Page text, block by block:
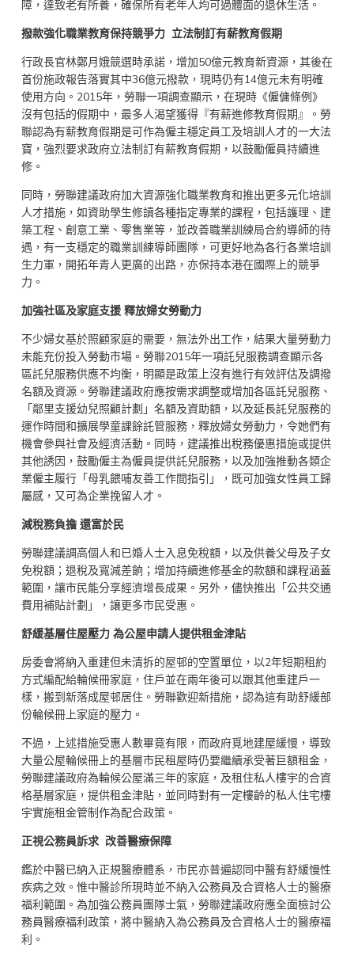
障，達致老有所養，確保所有老年人均可過體面的退休生活。
撥款強化職業教育保持競爭力 立法制訂有薪教育假期
行政長官林鄭月娥競選時承諾，增加50億元教育新資源，其後在
首份施政報告落實其中36億元撥款，現時仍有14億元未有明確
使用方向。2015年，勞聯一項調查顯示，在現時《僱傭條例》
沒有包括的假期中，最多人渴望獲得『有薪進修教育假期』。勞
聯認為有薪教育假期是可作為僱主穩定員工及培訓人才的一大法
寶，強烈要求政府立法制訂有薪教育假期，以鼓勵僱員持續進
修。
同時，勞聯建議政府加大資源強化職業教育和推出更多元化培訓
人才措施，如資助學生修讀各種指定專業的課程，包括護理、建
築工程、創意工業、零售業等，並改善職業訓練局合約導師的待
遇，有一支穩定的職業訓練導師團隊，可更好地為各行各業培訓
生力軍，開拓年青人更廣的出路，亦保持本港在國際上的競爭
力。
加強社區及家庭支援 釋放婦女勞動力
不少婦女基於照顧家庭的需要，無法外出工作，結果大量勞動力
未能充份投入勞動市場。勞聯2015年一項託兒服務調查顯示各
區託兒服務供應不均衡，明顯是政策上沒有進行有效評估及調撥
名額及資源。勞聯建議政府應按需求調整或增加各區託兒服務、
「鄰里支援幼兒照顧計劃」名額及資助額，以及延長託兒服務的
運作時間和擴展學童課餘託管服務，釋放婦女勞動力，令她們有
機會參與社會及經濟活動。同時，建議推出稅務優惠措施或提供
其他誘因，鼓勵僱主為僱員提供託兒服務，以及加強推動各類企
業僱主履行「母乳餵哺友善工作間指引」，既可加強女性員工歸
屬感，又可為企業挽留人才。
減稅務負擔 還富於民
勞聯建議調高個人和已婚人士入息免稅額，以及供養父母及子女
免稅額；退稅及寬減差餉；增加持續進修基金的款額和課程涵蓋
範圍，讓市民能分享經濟增長成果。另外，儘快推出「公共交通
費用補貼計劃」，讓更多市民受惠。
舒緩基層住屋壓力 為公屋申請人提供租金津貼
房委會將納入重建但未清拆的屋邨的空置單位，以2年短期租約
方式編配給輪候冊家庭，住戶並在兩年後可以跟其他重建戶一
樣，搬到新落成屋邨居住。勞聯歡迎新措施，認為這有助舒緩部
份輪候冊上家庭的壓力。
不過，上述措施受惠人數畢竟有限，而政府覓地建屋緩慢，導致
大量公屋輪候冊上的基層市民租屋時仍要繼續承受著巨額租金，
勞聯建議政府為輪候公屋滿三年的家庭，及租住私人樓宇的合資
格基層家庭，提供租金津貼，並同時對有一定樓齡的私人住宅樓
宇實施租金管制作為配合政策。
正視公務員訴求 改善醫療保障
鑑於中醫已納入正規醫療體系，市民亦普遍認同中醫有舒緩慢性
疾病之效。惟中醫診所現時並不納入公務員及合資格人士的醫療
福利範圍。為加強公務員團隊士氣，勞聯建議政府應全面檢討公
務員醫療福利政策，將中醫納入為公務員及合資格人士的醫療福
利。